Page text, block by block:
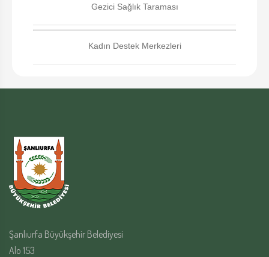
Gezici Sağlık Taraması
Kadın Destek Merkezleri
Şanlıurfa Büyükşehir Belediyesi
Alo 153